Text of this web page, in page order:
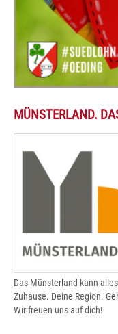
MÜNSTERLAND.
Das Münsterland kann
Zuhause. Deine Region.
Wir freuen uns auf dich!